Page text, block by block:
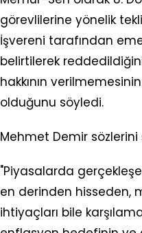
görevlilerine yönelik
İşvereni tarafından
belirtilerek
hakkının
olduğunu söyledi.
Mehmet Demir
"Piyasalarda
en derinden hisseden,
ihtiyaçları bile